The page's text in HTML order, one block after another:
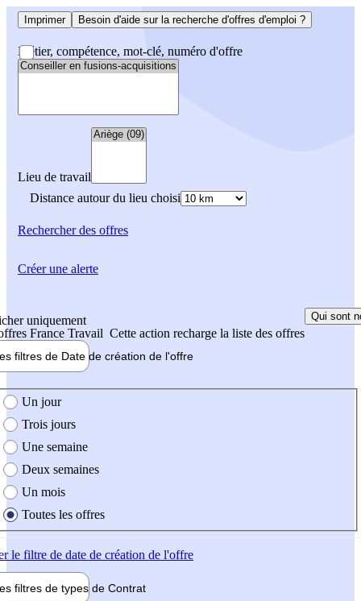
Imprimer Besoin d'aide sur la recherche d'offres d'emploi ?
Métier, compétence, mot-clé, numéro d'offre
Lieu de travail
Distance autour du lieu choisi
Rechercherdes offres
uniquement
France Travail Cette action recharge la liste des offres
Qui sont
filtres de Date de création de l'offre
création de l'offre
Un jour
Trois jours
Une semaine
Deux semaines
Un mois
Toutes les offres
le filtre de date de création de l'offre
filtres de types de Contrat
Créer une alerte